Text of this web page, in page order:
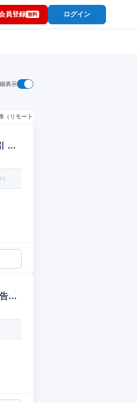
員登録 無料 ログイン
表示
（リモートワーク）OK
商
デ